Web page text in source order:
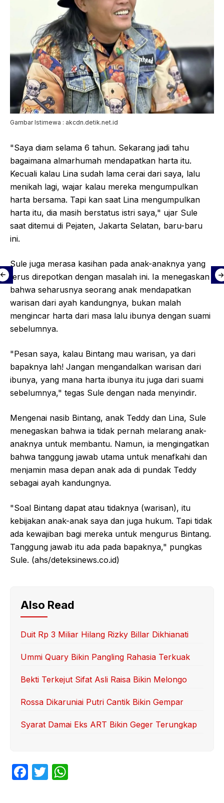
Gambar Istimewa : akcdn.detik.net.id
"Saya diam selama 6 tahun. Sekarang jadi tahu
bagaimana almarhumah mendapatkan harta itu.
Kecuali kalau Lina sudah lama cerai dari saya, lalu
menikah lagi, wajar kalau mereka mengumpulkan
harta bersama. Tapi kan saat Lina mengumpulkan
harta itu, dia masih berstatus istri saya," ujar Sule
saat ditemui di Pejaten, Jakarta Selatan, baru-baru
ini.
Sule juga merasa kasihan pada anak-anaknya yang
terus direpotkan dengan masalah ini. Ia menegaskan
bahwa seharusnya seorang anak mendapatkan
warisan dari ayah kandungnya, bukan malah
mengincar harta dari masa lalu ibunya dengan suami
sebelumnya.
"Pesan saya, kalau Bintang mau warisan, ya dari
bapaknya lah! Jangan mengandalkan warisan dari
ibunya, yang mana harta ibunya itu juga dari suami
sebelumnya," tegas Sule dengan nada menyindir.
Mengenai nasib Bintang, anak Teddy dan Lina, Sule
menegaskan bahwa ia tidak pernah melarang anak-
anaknya untuk membantu. Namun, ia mengingatkan
bahwa tanggung jawab utama untuk menafkahi dan
menjamin masa depan anak ada di pundak Teddy
sebagai ayah kandungnya.
"Soal Bintang dapat atau tidaknya (warisan), itu
kebijakan anak-anak saya dan juga hukum. Tapi tidak
ada kewajiban bagi mereka untuk mengurus Bintang.
Tanggung jawab itu ada pada bapaknya," pungkas
Sule. (ahs/deteksinews.co.id)
Also Read
Duit Rp 3 Miliar Hilang Rizky Billar Dikhianati
Ummi Quary Bikin Pangling Rahasia Terkuak
Bekti Terkejut Sifat Asli Raisa Bikin Melongo
Rossa Dikaruniai Putri Cantik Bikin Gempar
Syarat Damai Eks ART Bikin Geger Terungkap
F
T